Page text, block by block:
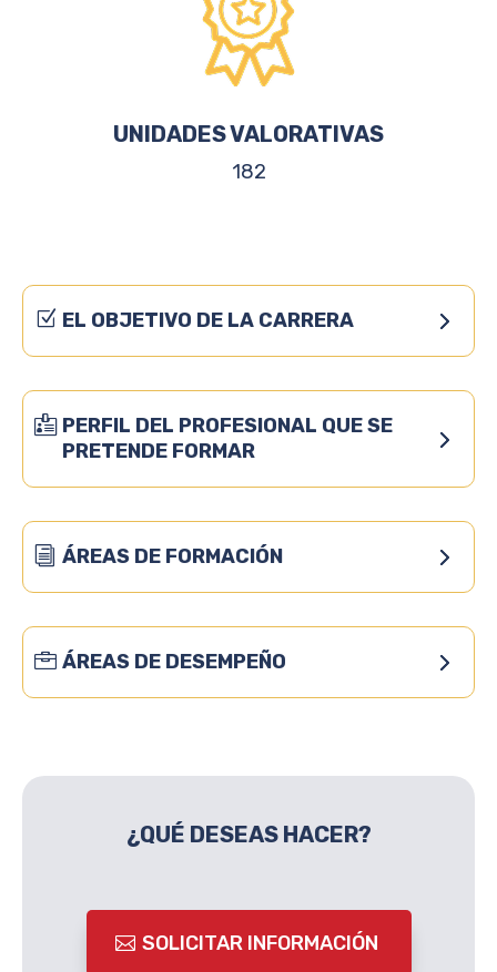
UNIDADES VALORATIVAS
182
EL OBJETIVO DE LA CARRERA
PERFIL DEL PROFESIONAL QUE SE
PRETENDE FORMAR
ÁREAS DE FORMACIÓN
ÁREAS DE DESEMPEÑO
¿QUÉ DESEAS HACER?
SOLICITAR INFORMACIÓN